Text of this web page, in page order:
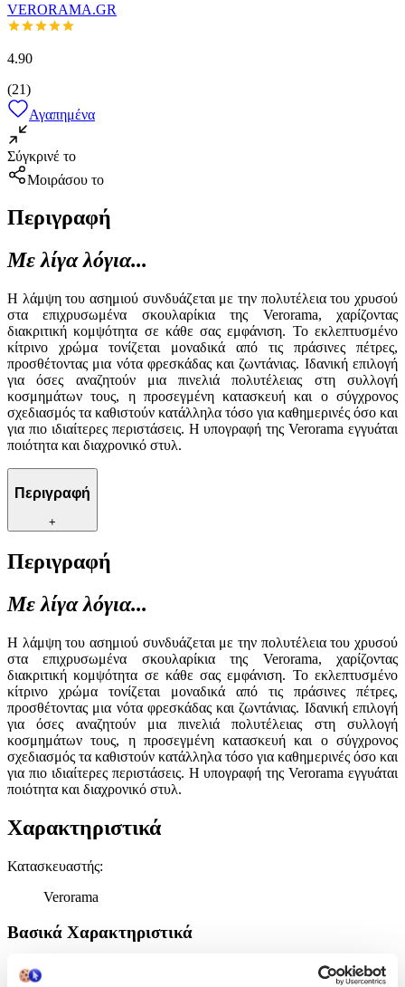
VERORAMA.GR
4.90
(21)
Αγαπημένα
Σύγκρινέ το
Μοιράσου το
Περιγραφή
Με λίγα λόγια...
Η λάμψη του ασημιού συνδυάζεται με την πολυτέλεια του χρυσού
στα επιχρυσωμένα σκουλαρίκια της Verorama, χαρίζοντας
διακριτική κομψότητα σε κάθε σας εμφάνιση. Το εκλεπτυσμένο
κίτρινο χρώμα τονίζεται μοναδικά από τις πράσινες πέτρες,
προσθέτοντας μια νότα φρεσκάδας και ζωντάνιας. Ιδανική επιλογή
για όσες αναζητούν μια πινελιά πολυτέλειας στη συλλογή
κοσμημάτων τους, η προσεγμένη κατασκευή και ο σύγχρονος
σχεδιασμός τα καθιστούν κατάλληλα τόσο για καθημερινές όσο και
για πιο ιδιαίτερες περιστάσεις. Η υπογραφή της Verorama εγγυάται
ποιότητα και διαχρονικό στυλ.
Περιγραφή
+
Περιγραφή
Με λίγα λόγια...
Η λάμψη του ασημιού συνδυάζεται με την πολυτέλεια του χρυσού
στα επιχρυσωμένα σκουλαρίκια της Verorama, χαρίζοντας
διακριτική κομψότητα σε κάθε σας εμφάνιση. Το εκλεπτυσμένο
κίτρινο χρώμα τονίζεται μοναδικά από τις πράσινες πέτρες,
προσθέτοντας μια νότα φρεσκάδας και ζωντάνιας. Ιδανική επιλογή
για όσες αναζητούν μια πινελιά πολυτέλειας στη συλλογή
κοσμημάτων τους, η προσεγμένη κατασκευή και ο σύγχρονος
σχεδιασμός τα καθιστούν κατάλληλα τόσο για καθημερινές όσο και
για πιο ιδιαίτερες περιστάσεις. Η υπογραφή της Verorama εγγυάται
ποιότητα και διαχρονικό στυλ.
Χαρακτηριστικά
Κατασκευαστής:
Verorama
Βασικά Χαρακτηριστικά
Χρώμα Υλικού